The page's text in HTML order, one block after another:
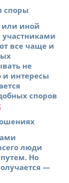
споры
или иной
все чаще и
не
и интересы
споров
люди
Но
—